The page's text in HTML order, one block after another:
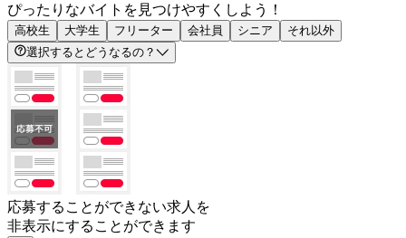
ぴったりなバイトを見つけやすくしよう！
高校生 大学生 フリーター 会社員 シニア
それ以外
選択するとどうなるの？
応募することができない求人を
非表示にすることができます